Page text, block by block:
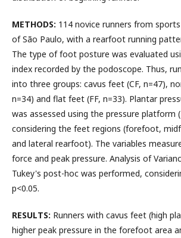
METHODS: 114 novice runners from
of São Paulo, with a rearfoot running
The type of foot posture was evaluated
index recorded by the podoscope. Thus,
into three groups: cavus feet (CF, n=47),
n=34) and flat feet (FF, n=33). Plantar
was assessed using the pressure platform
considering the feet regions (forefoot,
and lateral rearfoot). The variables
force and peak pressure. Analysis of
Tukey's post-hoc was performed,
p<0.05.
RESULTS: Runners with cavus feet (high
higher peak pressure in the forefoot area